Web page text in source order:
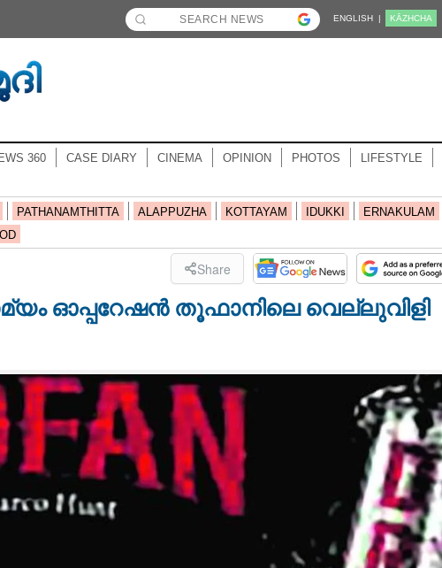
ENGLISH | KĀZHCHA
360 CASE DIARY CINEMA OPINION PHOTOS LIFESTYLE
PATHANAMTHITTA ALAPPUZHA KOTTAYAM IDUKKI
ERNAKULAM
Share
ഓപ്പറേഷൻ തൂഫാനിലെ വെല്ലുവിളി